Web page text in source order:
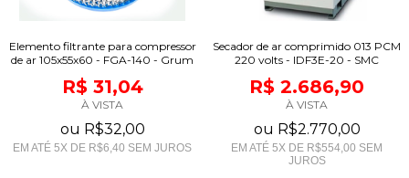
Elemento filtrante para compressor
de ar 105x55x60 - FGA-140 - Grum
R$ 31,04
À VISTA
ou R$32,00
EM ATÉ 5X DE R$6,40 SEM JUROS
Secador de ar comprimido 013 PCM
220 volts - IDF3E-20 - SMC
R$ 2.686,90
À VISTA
ou R$2.770,00
EM ATÉ 5X DE R$554,00 SEM
JUROS